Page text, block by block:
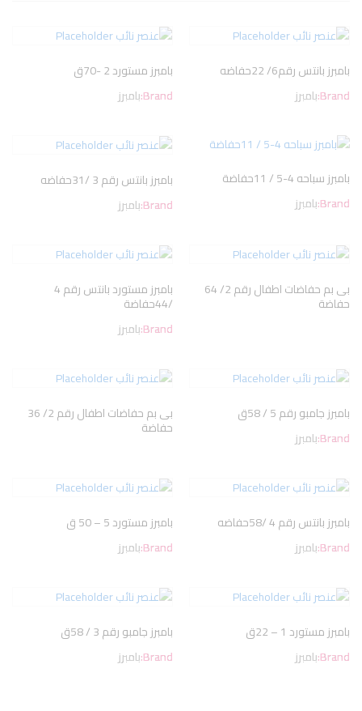
بامبرز بانتس رقم6/ 22حفاضه
Brand:بامبرز
بامبرز مستورد 2 -70ق
Brand:بامبرز
بامبرز سباحه 4-5 / 11حفاضة
Brand:بامبرز
بامبرز بانتس رقم 3 /31حفاضه
Brand:بامبرز
بى بم حفاضات اطفال رقم 2/ 64
حفاضة
بامبرز مستورد بانتس رقم 4
/44حفاضة
Brand:بامبرز
بامبرز جامبو رقم 5 / 58ق
Brand:بامبرز
بى بم حفاضات اطفال رقم 2/ 36
حفاضة
بامبرز بانتس رقم 4 /58حفاضه
Brand:بامبرز
بامبرز مستورد 5 – 50 ق
Brand:بامبرز
بامبرز مستورد 1 – 22ق
Brand:بامبرز
بامبرز جامبو رقم 3 / 58ق
Brand:بامبرز